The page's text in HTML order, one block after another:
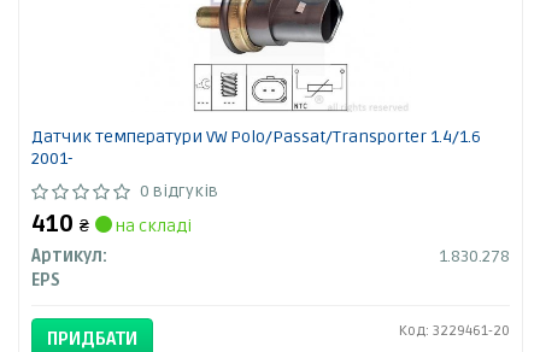
Датчик температури VW Polo/Passat/Transporter 1.4/1.6
2001-
0 відгуків
410 ₴
на складі
Артикул:
1.830.278
EPS
ПРИДБАТИ Код: 3229461-20